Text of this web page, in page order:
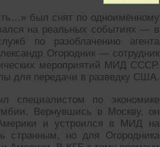
был снят по одноимённому
на реальных событиях — в
по разоблачению агента
Огородник — сотрудник
мероприятий МИД СССР.
для передачи в разведку США.
специалистом по экономике
Вернувшись в Москву, он
Америки и устроился в МИД на
странным, но для Огородника